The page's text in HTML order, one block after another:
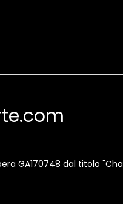
GA170748 dal titolo